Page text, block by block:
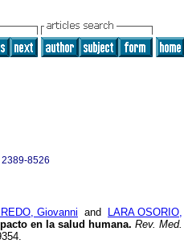
2389-8526
Giovanni and
LARA OSORIO,
en la salud humana. Rev. Med.